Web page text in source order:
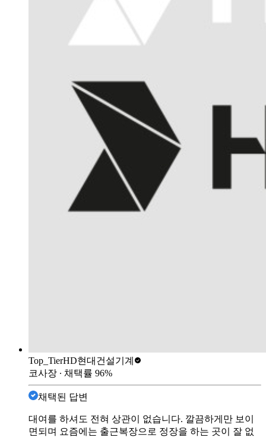
Top_TierHD현대건설기계
코사장 ∙ 채택률 96%
채택된 답변
대여를 하셔도 전혀 상관이 없습니다. 깔끔하게만 보이
면되며 요즘에는 출근복장으로 정장을 하는 곳이 잘 없